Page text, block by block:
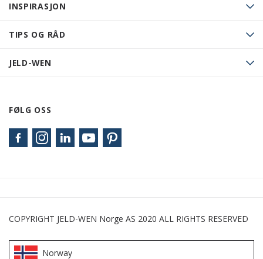
INSPIRASJON
TIPS OG RÅD
JELD-WEN
FØLG OSS
COPYRIGHT JELD-WEN Norge AS 2020 ALL RIGHTS RESERVED
Norway